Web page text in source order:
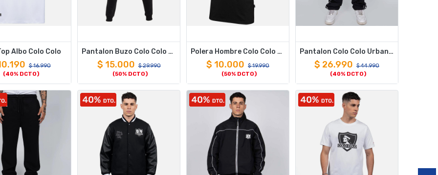
Albo Colo Colo
$16.990
(40% DCTO)
Pantalon Buzo Colo Colo "Monumental" Negro - XXL
$ 15.000 $29.990
(50% DCTO)
Polera Hombre Colo Colo T-Shirt CLC Negro - S
$ 10.000 $19.990
(50% DCTO)
Pantalon Colo Colo Urbano Negro y Blanco i26
$ 26.990 $44.990
(40% DCTO)